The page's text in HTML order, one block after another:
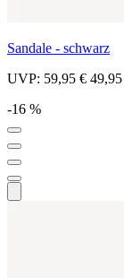
Sandale - schwarz
UVP: 59,95 €
-16 %